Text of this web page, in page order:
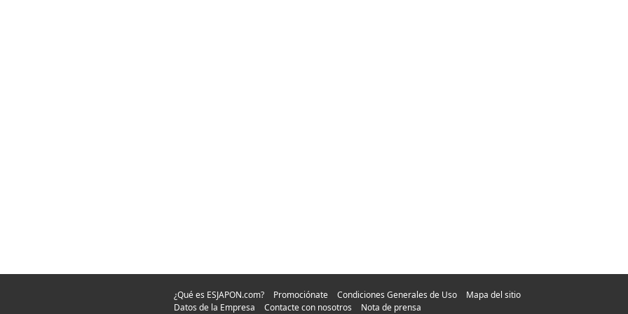
¿Qué es ESJAPON.com? Promociónate Condiciones Generales de Uso
Mapa del sitio
Datos de la Empresa
Contacte con nosotros Nota de prensa